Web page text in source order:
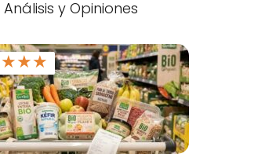
Análisis y Opiniones
★★★